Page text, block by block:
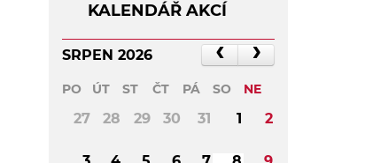
KALENDÁŘ AKCÍ
SRPEN 2026
PO ÚT ST ČT PÁ SO NE
27 28 29 30 31 1 2